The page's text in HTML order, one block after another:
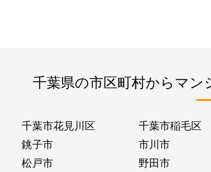
千葉県の市区町村からマ
千葉市花見川区 千葉市稲毛区
銚子市 市川市
松戸市 野田市